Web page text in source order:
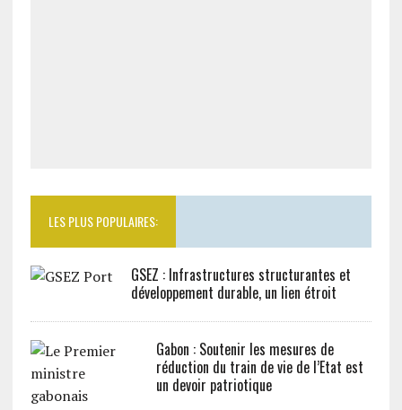
LES PLUS POPULAIRES:
GSEZ : Infrastructures structurantes et
développement durable, un lien étroit
Gabon : Soutenir les mesures de
réduction du train de vie de l’Etat est
un devoir patriotique